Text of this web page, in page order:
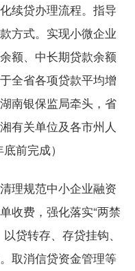
续贷办理流程。指导
方式。实现小微企业
额、中长期贷款余额
全省各项贷款平均增
南银保监局牵头，省
有关单位及各市州人
前完成）
清理规范中小企业融资
收费，强化落实“两禁
贷转存、存贷挂钩、
取消信贷资金管理等